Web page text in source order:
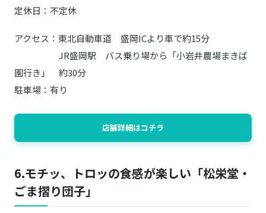
定休日：不定休
アクセス：東北自動車道 盛岡ICより車で約15分
JR盛岡駅 バス乗り場から「小岩井農場まきば
園行き」 約30分
駐車場：有り
店舗詳細はコチラ
6.モチッ、トロッの食感が楽しい「松栄堂・
ごま摺り団子」